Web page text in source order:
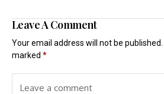
Leave A Comment
Your email address will not be published.
marked *